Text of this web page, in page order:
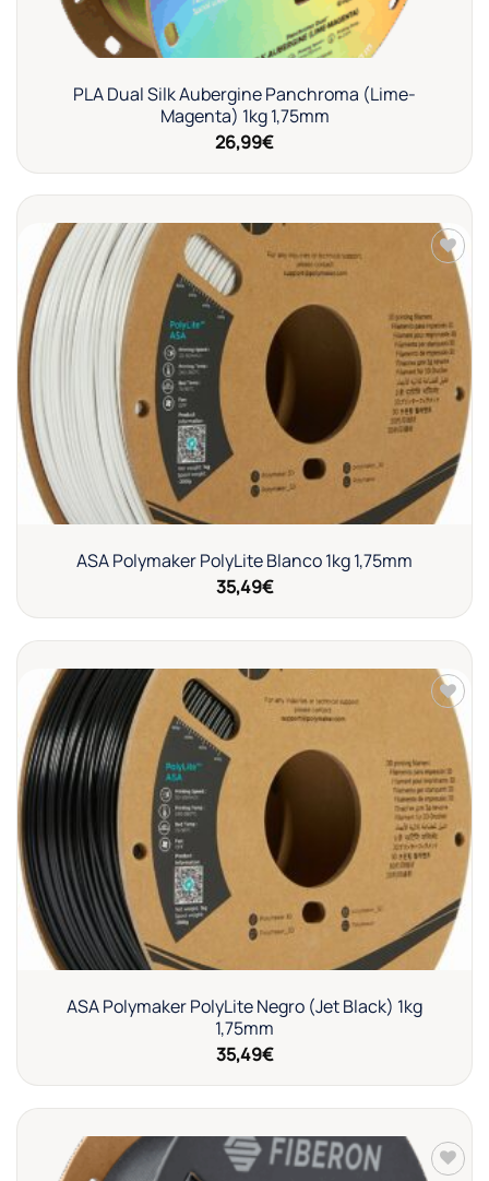
PLA Dual Silk Aubergine Panchroma (Lime-
Magenta) 1kg 1,75mm
26,99€
Añadir
deseos
ASA Polymaker PolyLite Blanco 1kg 1,75mm
35,49€
Añadir
deseos
ASA Polymaker PolyLite Negro (Jet Black) 1kg
1,75mm
35,49€